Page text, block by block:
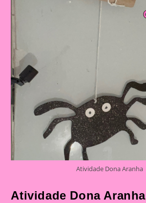
Atividade Dona Aranha
Atividade Dona Aranha